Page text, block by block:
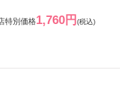
特別価格1,760円 (税込)